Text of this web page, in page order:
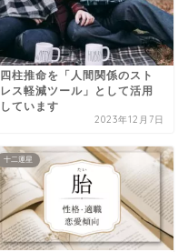
四柱推命を「人間関係のスト
レス軽減ツール」として活用
しています
2023年12月7日
十二運星